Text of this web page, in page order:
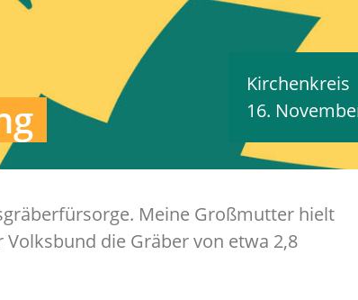
Kirchenkreis
16.
Meine Großmutter hielt
die Gräber von etwa 2,8